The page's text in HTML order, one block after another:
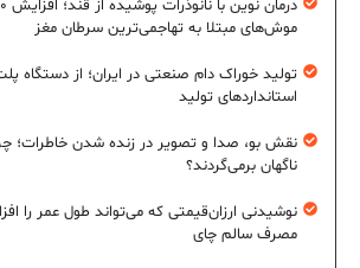
موش‌های مبتلا به تهاجمی‌ترین سرطان مغز
تولید خوراک دام صنعتی در ایران؛ از دستگاه
استانداردهای تولید
نقش بو، صدا و تصویر در زنده شدن خاطرات؛
ناگهان برمی‌گردند؟
نوشیدنی ارزان‌قیمتی که می‌تواند طول عمر را
مصرف سالم چای